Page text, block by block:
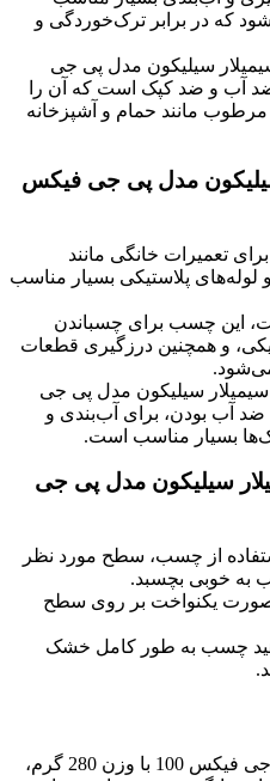
که در برابر ترک‌خوردگی و
سیلیکون مدل پی جی
ضد آب و ضد کپک است که آن را
مانند حمام و آشپزخانه
مدل پی جی فیکس
تعمیرات خانگی مانند
لوله‌های پلاستیکی بسیار مناسب
این چسب برای چسباندن
و همچنین درزگیری قطعات
سیلیکون مدل پی جی
ضد آب بودن، برای آب‌بندی و
بسیار مناسب است.
سیلیکون مدل پی جی
از چسب، سطح مورد نظر
به خوبی بچسبد.
یکنواخت بر روی سطح
چسب به طور کامل خشک
چسب سیمیلار سیلیکون مدل پی جی فیکس 100 با وزن 280 گرم،